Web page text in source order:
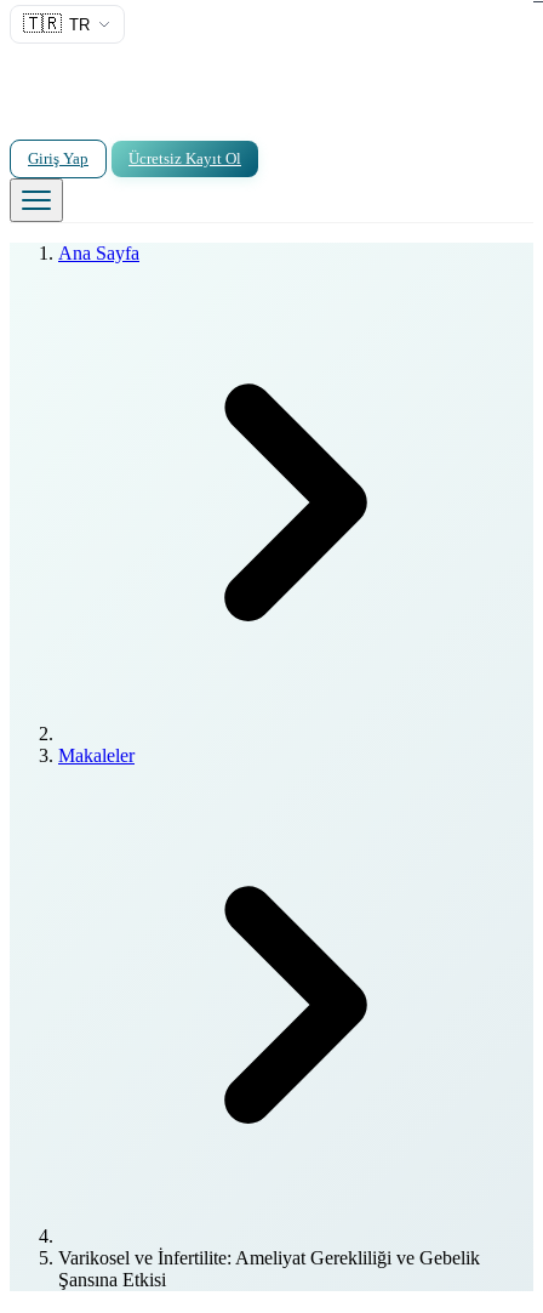
🇹🇷 TR
Giriş Yap Ücretsiz Kayıt Ol
Ana Sayfa
Makaleler
Varikosel ve İnfertilite: Ameliyat Gerekliliği ve Gebelik
Şansına Etkisi